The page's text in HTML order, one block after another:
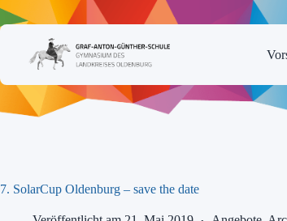
Zum
Inhalt
7. SolarCup Oldenburg – save the date